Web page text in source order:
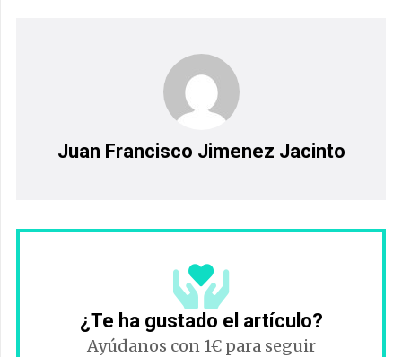
Juan Francisco Jimenez Jacinto
¿Te ha gustado el artículo?
Ayúdanos con 1€ para seguir